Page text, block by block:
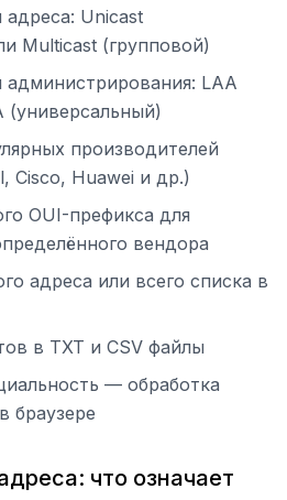
Unicast
Multicast (групповой)
LAA
(универсальный)
производителей
Cisco, Huawei и др.)
OUI-префикса для
вендора
адреса или всего списка в
в TXT и CSV файлы
— обработка
браузере
что означает